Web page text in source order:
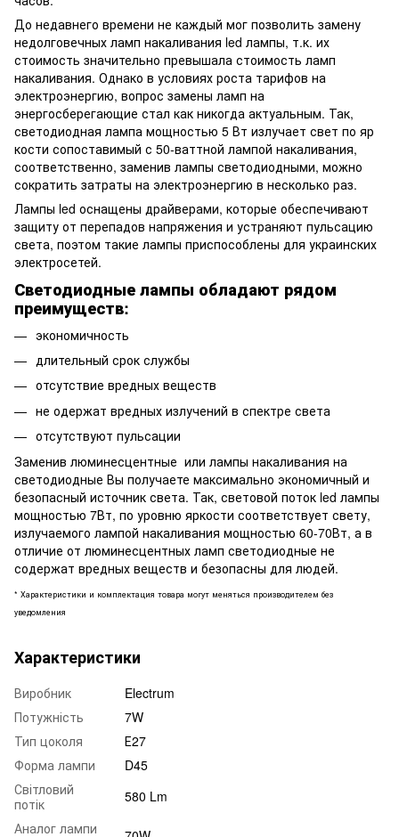
До недавнего времени не каждый мог позволить замену
недолговечных ламп накаливания led лампы, т.к. их
стоимость значительно превышала стоимость ламп
накаливания. Однако в условиях роста тарифов на
электроэнергию, вопрос замены ламп на
энергосберегающие стал как никогда актуальным. Так,
светодиодная лампа мощностью 5 Вт излучает свет по яр
кости сопоставимый с 50-ваттной лампой накаливания,
соответственно, заменив лампы светодиодными, можно
сократить затраты на электроэнергию в несколько раз.
Лампы led оснащены драйверами, которые обеспечивают
защиту от перепадов напряжения и устраняют пульсацию
света, поэтом такие лампы приспособлены для украинских
электросетей.
Светодиодные лампы обладают рядом
преимуществ:
экономичность
длительный срок службы
отсутствие вредных веществ
не одержат вредных излучений в спектре света
отсутствуют пульсации
Заменив люминесцентные или лампы накаливания на
светодиодные Вы получаете максимально экономичный и
безопасный источник света. Так, световой поток led лампы
мощностью 7Вт, по уровню яркости соответствует свету,
излучаемого лампой накаливания мощностью 60-70Вт, а в
отличие от люминесцентных ламп светодиодные не
содержат вредных веществ и безопасны для людей.
* Характеристики и комплектация товара могут меняться производителем без
уведомления
Характеристики
Виробник
Electrum
Потужність
7W
Тип цоколя
Е27
Форма лампи
D45
Світловий
потік
580 Lm
Аналог лампи